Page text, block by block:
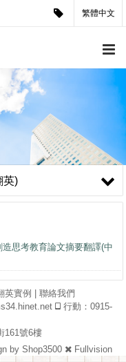
繁體中文
英)
造思考教育論文摘要翻譯(中
英實例
聯絡我們
行動：0915-
161號6樓
by Shop3500 Fullvision